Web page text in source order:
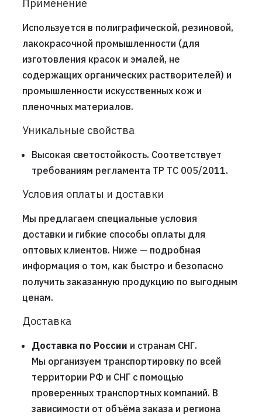
Применение
Используется в полиграфической, резиновой,
лакокрасочной промышленности (для
изготовления красок и эмалей, не
содержащих органических растворителей) и
промышленности искусственных кож и
пленочных материалов.
Уникальные свойства
Высокая светостойкость. Соответствует
требованиям регламента ТР ТС 005/2011.
Условия оплаты и доставки
Мы предлагаем специальные условия
доставки и гибкие способы оплаты для
оптовых клиентов. Ниже — подробная
информация о том, как быстро и безопасно
получить заказанную продукцию по выгодным
ценам.
Доставка
Доставка по России и странам СНГ.
Мы организуем транспортировку по всей
территории РФ и СНГ с помощью
проверенных транспортных компаний. В
зависимости от объёма заказа и региона